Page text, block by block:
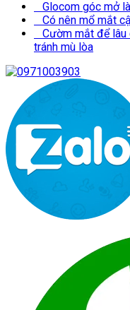
Glocom góc mở
Có nên mổ mắt
Cườm mắt để lâu
tránh mù lòa